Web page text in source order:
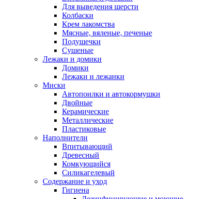
Для выведения шерсти
Колбаски
Крем лакомства
Мясные, вяленые, печеные
Подушечки
Сушеные
Лежаки и домики
Домики
Лежаки и лежанки
Миски
Автопоилки и автокормушки
Двойные
Керамические
Металлические
Пластиковые
Наполнители
Впитывающий
Древесный
Комкующийся
Силикагелевый
Содержание и уход
Гигиена